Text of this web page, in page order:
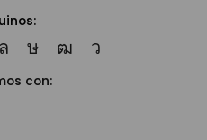
con: